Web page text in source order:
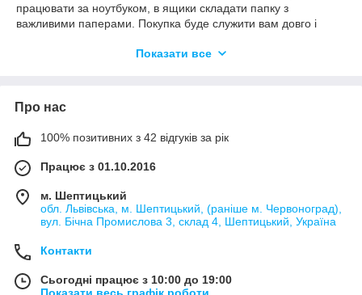
працювати за ноутбуком, в ящики складати папку з
важливими паперами. Покупка буде служити вам довго і
декількох кліків мишкою ви зможете замовити собі вподобану
Показати все
Про нас
100% позитивних з 42 відгуків за рік
Працює з 01.10.2016
м. Шептицький
обл. Львівська, м. Шептицький, (раніше м. Червоноград),
вул. Бічна Промислова 3, склад 4, Шептицький, Україна
Контакти
Сьогодні працює з 10:00 до 19:00